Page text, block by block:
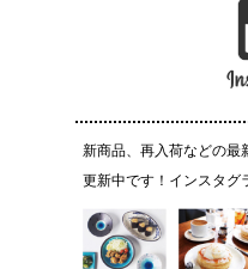
新商品、再入荷などの最
更新中です！インスタグ